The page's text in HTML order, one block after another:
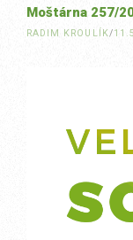
Moštárna 257/
RADIM KROULÍK/